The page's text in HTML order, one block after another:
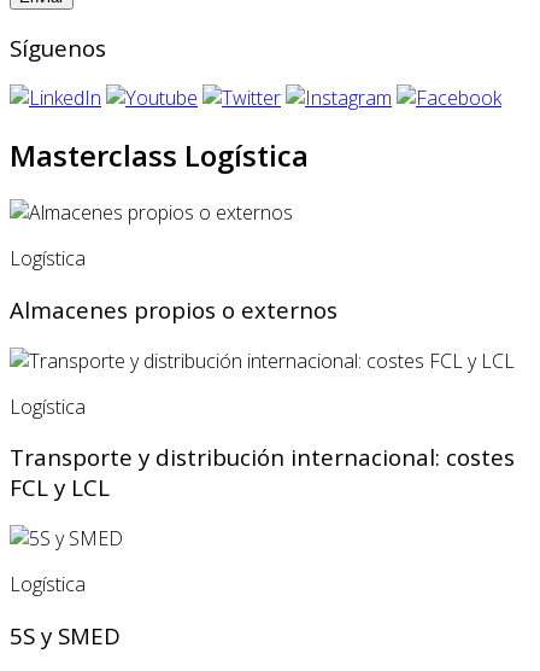
Síguenos
Masterclass Logística
Logística
Almacenes propios o externos
Logística
Transporte y distribución internacional: costes
FCL y LCL
Logística
5S y SMED